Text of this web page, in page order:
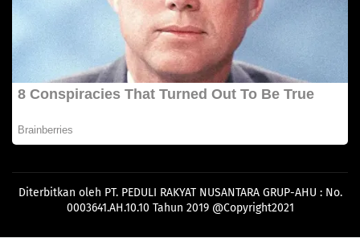
Diterbitkan oleh PT. PEDULI RAKYAT NUSANTARA GRUP-AHU : No.
0003641.AH.10.10 Tahun 2019 @Copyright2021